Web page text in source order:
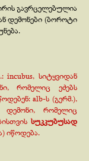
გავრცელებულია
დემონები (ბოროტი
სიტყვიდან
რომელიც ეძებს
alb-ს (გერმ.),
დემონი, რომელიც
სუკკუბუსად
იწოდება.